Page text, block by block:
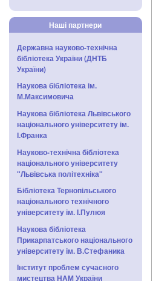
Наші партнери
Державна науково-технічна
бібліотека України (ДНТБ
України)
Наукова бібліотека ім.
М.Максимовича
Наукова бібліотека Львівського
національного університету ім.
І.Франка
Науково-технічна бібліотека
національного університету
"Львівська політехніка"
Бібліотека Тернопільського
національного технічного
університету ім. І.Пулюя
Наукова бібліотека
Прикарпатського національного
університету ім. В.Стефаника
Інститут проблем сучасного
мистецтва НАМ України